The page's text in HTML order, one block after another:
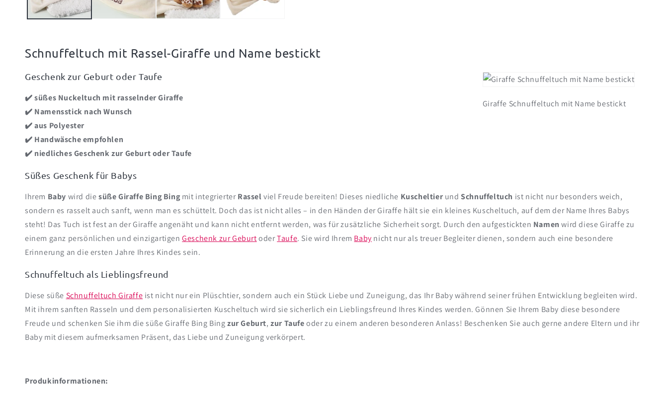
Schnuffeltuch mit Rassel-Giraffe und Name bestickt
Giraffe Schnuffeltuch mit Name bestickt
Geschenk zur Geburt oder Taufe
✔️ süßes Nuckeltuch mit rasselnder Giraffe
✔️ Namensstick nach Wunsch
✔️ aus Polyester
✔️ Handwäsche empfohlen
✔️ niedliches Geschenk zur Geburt oder Taufe
Süßes Geschenk für Babys
Ihrem Baby wird diesüße Giraffe Bing Bing mit integrierterRasselviel Freude bereiten! Dieses niedliche KuscheltierundSchnuffeltuch ist nicht nur besonders weich,
sondern es rasselt auch sanft, wenn man es schüttelt. Doch das ist nicht alles – in den Händen der Giraffe hält sie ein kleines Kuscheltuch, auf dem der Name Ihres Babys
steht! Das Tuch ist fest an der Giraffe angenäht und kann nicht entfernt werden, was für zusätzliche Sicherheit sorgt. Durch den aufgestickten Namen wird diese Giraffe zu
einem ganz persönlichen und einzigartigenGeschenk zur GeburtoderTaufe. Sie wird Ihrem Baby nicht nur als treuer Begleiter dienen, sondern auch eine besondere
Erinnerung an die ersten Jahre Ihres Kindes sein.
Schnuffeltuch als Lieblingsfreund
Diese süße Schnuffeltuch Giraffe ist nicht nur ein Plüschtier, sondern auch ein Stück Liebe und Zuneigung, das Ihr Baby während seiner frühen Entwicklung begleiten wird.
Mit ihrem sanften Rasseln und dem personalisierten Kuscheltuch wird sie sicherlich ein Lieblingsfreund Ihres Kindes werden. Gönnen Sie Ihrem Baby diese besondere
Freude und schenken Sie ihm die süße Giraffe Bing Bingzur Geburt,zur Taufeoder zu einem anderen besonderen Anlass! Beschenken Sie auch gerne andere Eltern und ihr
Baby mit diesem aufmerksamen Präsent, das Liebe und Zuneigung verkörpert.
Produkinformationen: